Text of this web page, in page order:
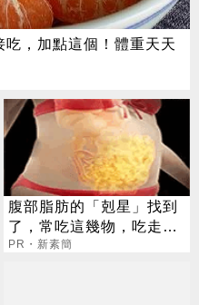
，加點這個！體重天天
腹部脂肪的「剋星」找到
了，常吃這幾物，吃走大
肚囊，瘦出小蠻腰
PR・新素簡